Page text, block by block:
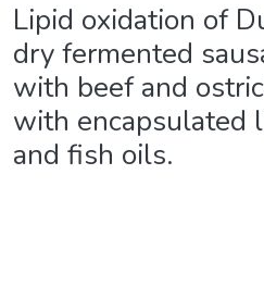
Lipid oxidation of
dry fermented
with beef and
with encapsulated
and fish oils.